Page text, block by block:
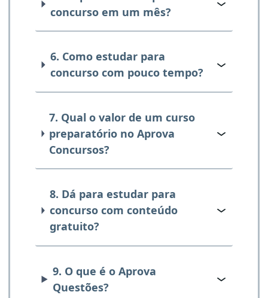
concurso em um mês?
6. Como estudar para
concurso com pouco tempo?
7. Qual o valor de um curso
preparatório no Aprova
Concursos?
8. Dá para estudar para
concurso com conteúdo
gratuito?
9. O que é o Aprova
Questões?